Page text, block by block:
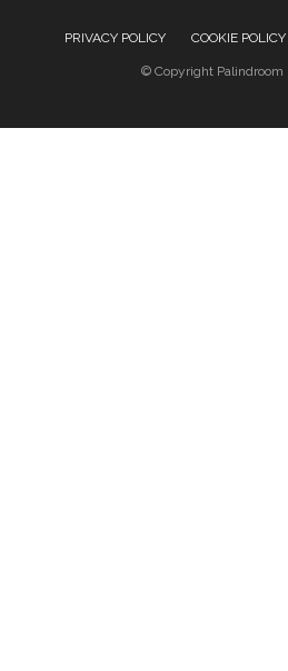
PRIVACY POLICY COOKIE POLICY
© Copyright Palindroom